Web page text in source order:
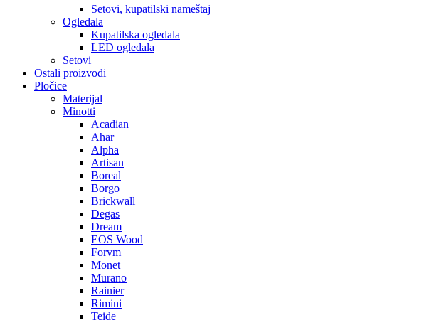
Setovi, kupatilski nameštaj
Ogledala
Kupatilska ogledala
LED ogledala
Setovi
Ostali proizvodi
Pločice
Materijal
Minotti
Acadian
Ahar
Alpha
Artisan
Boreal
Borgo
Brickwall
Degas
Dream
EOS Wood
Forvm
Monet
Murano
Rainier
Rimini
Teide